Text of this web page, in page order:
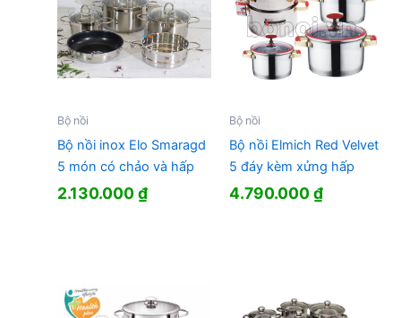
Bộ nồi
Bộ nồi inox Elo Smaragd
5 món có chảo và hấp
2.130.000₫
Bộ nồi
Bộ nồi Elmich Red Velvet
5 đáy kèm xửng hấp
4.790.000₫